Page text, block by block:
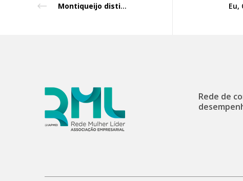
Montiqueijo distinguida com selo da igualdade salarial Eu,
Rede de